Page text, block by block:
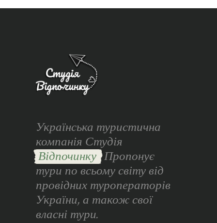
Українська туристична
компанія Студія
Відпочинку Пропонує
тури по всьому світу від
провідних туроператорів
України, а також свої
власні тури.